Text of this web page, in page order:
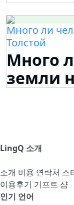
Много ли
Толстой
Много
земли
LingQ 소개
소개 비용 연락처 스
이용후기 기프트 샵
인기 언어